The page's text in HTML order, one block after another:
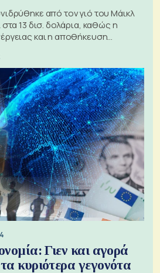
από τον γιό του Μάικλ
13 δισ. δολάρια, καθώς η
και η αποθήκευση
Γιεν και αγορά
κυριότερα γεγονότα